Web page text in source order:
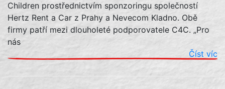
Children prostřednictvím sponzoringu společností
Hertz Rent a Car z Prahy a Nevecom Kladno. Obě
firmy patří mezi dlouholeté podporovatele C4C. „Pro
nás
Číst víc